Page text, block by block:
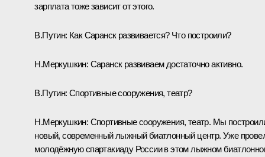
зарплата тоже зависит от этого.
В.Путин: Как Саранск развивается? Что построили?
Н.Меркушкин: Саранск развиваем достаточно активно.
В.Путин: Спортивные сооружения, театр?
Н.Меркушкин: Спортивные сооружения, театр. Мы
новый, современный лыжный биатлонный центр. Уже
молодёжную спартакиаду России в этом лыжном